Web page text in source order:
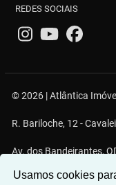
Usamos cookies
REDES SOCIAIS
© 2026 | Atlântica
R. Bariloche, 12 -
Av. dos Bandeirantes,